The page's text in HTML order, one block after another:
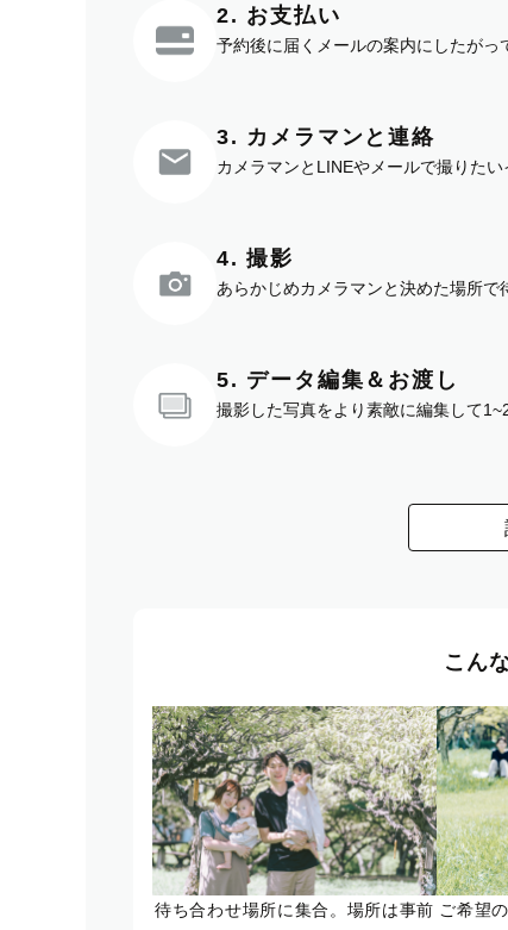
2. お支払い
予約後に届くメールの案内にしたがっ
3. カメラマンと連絡
カメラマンとLINEやメールで撮りた
4. 撮影
あらかじめカメラマンと決めた場所で
5. データ編集＆お渡し
撮影した写真をより素敵に編集して
こん
待ち合わせ場所に集合。場所は事前 ご希望